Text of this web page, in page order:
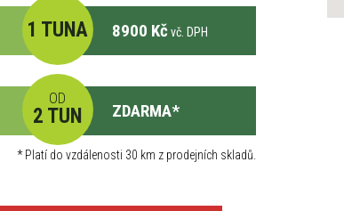
1 TUNA 8900 Kč vč. DPH
OD
2 TUN ZDARMA*
*Platí do vzdálenosti 30 km z prodejních skladů.